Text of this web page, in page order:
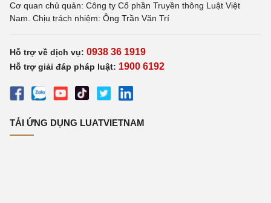
Cơ quan chủ quản: Công ty Cổ phần Truyền thông Luật Việt
Nam. Chịu trách nhiệm: Ông Trần Văn Trí
Hỗ trợ về dịch vụ: 0938 36 1919
Hỗ trợ giải đáp pháp luật: 1900 6192
TẢI ỨNG DỤNG LUATVIETNAM